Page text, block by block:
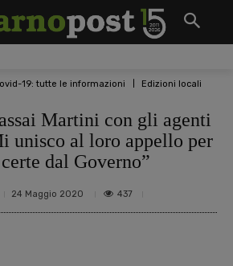
19: tutte le informazioni
Edizioni locali
Martini con gli agenti
unisco al loro appello per
dal Governo”
24 Maggio 2020 437